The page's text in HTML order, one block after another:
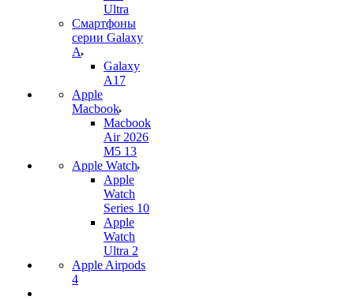
Ultra
Смартфоны
серии Galaxy
A
Galaxy
A17
Apple
Macbook
Macbook
Air 2026
M5 13
Apple Watch
Apple
Watch
Series 10
Apple
Watch
Ultra 2
Apple Airpods
4